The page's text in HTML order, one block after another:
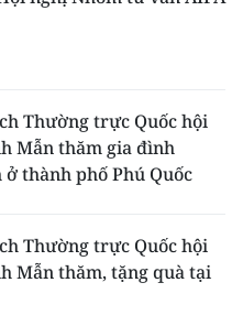
XÃ
Thường trực Quốc hội
Mẫn thăm gia đình
ở thành phố Phú Quốc
Thường trực Quốc hội
Mẫn thăm, tặng quà tại